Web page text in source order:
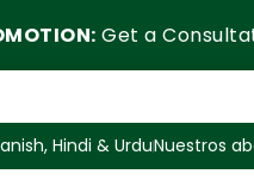
Get a
Hindi & UrduNuestros